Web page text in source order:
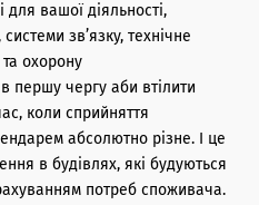
для вашої діяльності,
зв’язку, технічне
охорону
першу чергу аби втілити
коли сприйняття
абсолютно різне. І це
в будівлях, які будуються
потреб споживача.